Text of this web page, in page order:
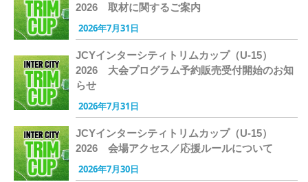
2026 取材に関するご案内
2026年7月31日
JCYインターシティトリムカップ（U-15）
2026 大会プログラム予約販売受付開始のお知
らせ
2026年7月31日
JCYインターシティトリムカップ（U-15）
2026 会場アクセス／応援ルールについて
2026年7月30日